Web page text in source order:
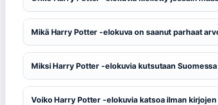
Mikä Harry Potter -elokuva on saanut parhaat
Miksi Harry Potter -elokuvia kutsutaan
Voiko Harry Potter -elokuvia katsoa ilman